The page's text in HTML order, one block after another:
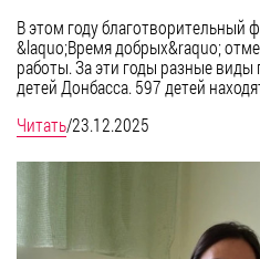
В этом году благотворительный
&laquo;Время добрых&raquo;
работы. За эти годы разные
детей Донбасса. 597 детей
Читать/23.12.2025